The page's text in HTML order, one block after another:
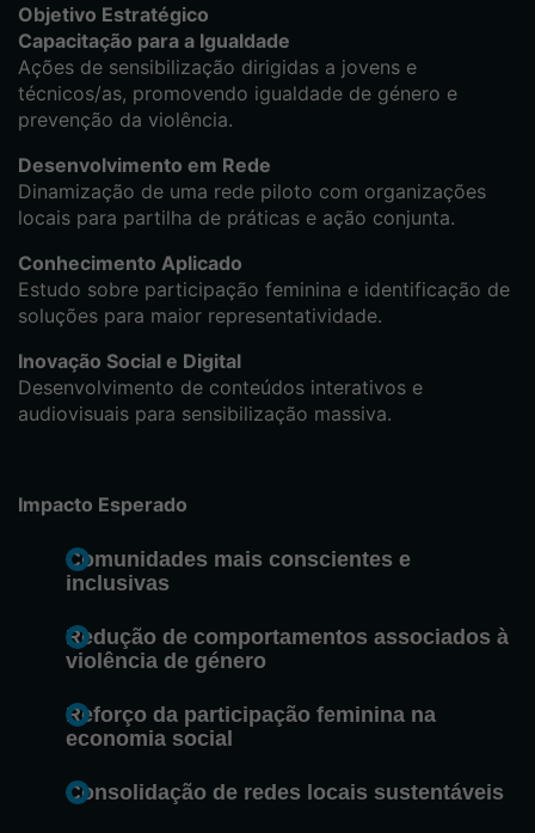
Objetivo Estratégico
Capacitação para a Igualdade
Ações de sensibilização dirigidas a jovens e
técnicos/as, promovendo igualdade de género e
prevenção da violência.
Desenvolvimento em Rede
Dinamização de uma rede piloto com organizações
locais para partilha de práticas e ação conjunta.
Conhecimento Aplicado
Estudo sobre participação feminina e identificação de
soluções para maior representatividade.
Inovação Social e Digital
Desenvolvimento de conteúdos interativos e
audiovisuais para sensibilização massiva.
Impacto Esperado
Comunidades mais conscientes e
inclusivas
Redução de comportamentos associados à
violência de género
Reforço da participação feminina na
economia social
Consolidação de redes locais sustentáveis